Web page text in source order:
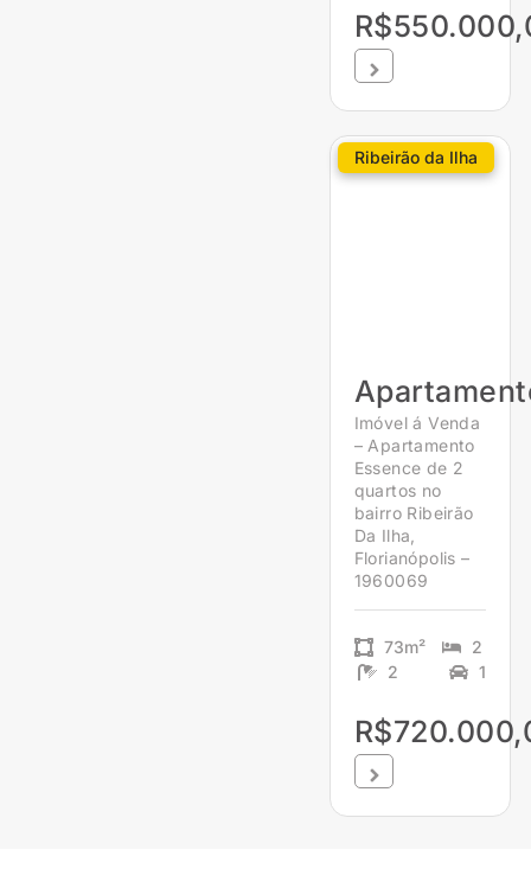
Ribeirão da Ilha
Imóvel á Venda
– Apartamento
Essence de 2
quartos no
bairro Ribeirão
Da Ilha,
Florianópolis –
1960069
73m²
2
2
1